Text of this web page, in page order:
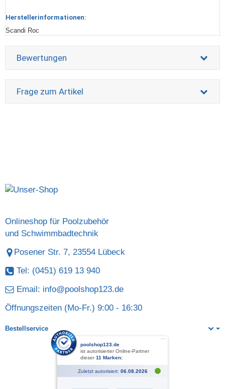
Herstellerinformationen:
Scandi Roc
Bewertungen
Frage zum Artikel
Onlineshop für Poolzubehör
und Schwimmbadtechnik
Posener Str. 7, 23554 Lübeck
Tel: (0451) 619 13 940
Email: info@poolshop123.de
Öffnungszeiten (Mo-Fr.) 9:00 - 16:30
Bestellservice